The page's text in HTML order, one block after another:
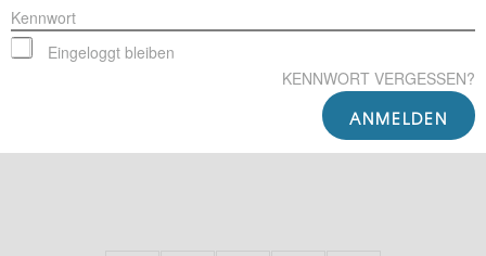
Kennwort
Eingeloggt bleiben
KENNWORT VERGESSEN?